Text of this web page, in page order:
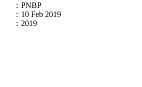
: PNBP
: 10 Feb 2019
: 2019